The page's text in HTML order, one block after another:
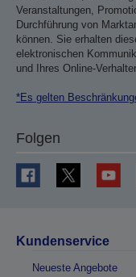
Veranstaltungen,
Durchführung von
können. Sie erhalten
elektronischen
und Ihres Online-
*Es gelten
Folgen
Kundenservice
Neueste Angebote